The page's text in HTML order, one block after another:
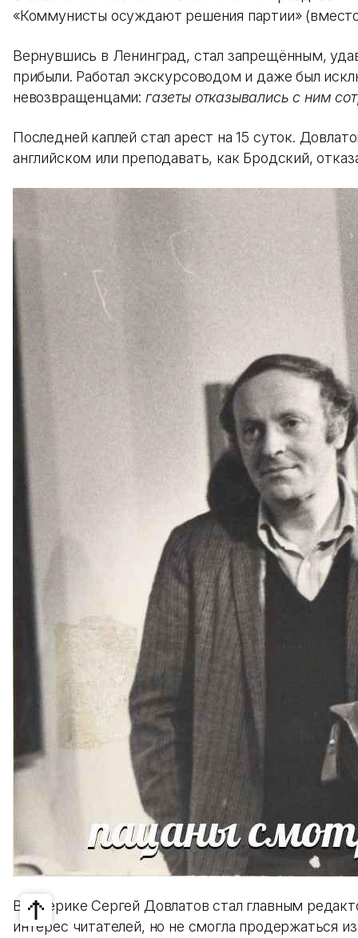
«Коммунисты осуждают решения партии»
Вернувшись в Ленинград, стал запрещённым,
прибыли. Работал экскурсоводом и даже был
невозвращенцами: газеты отказывались с ним
Последней каплей стал арест на 15 суток.
английском или преподавать, как Бродский,
В Америке Сергей Довлатов стал главным
интерес читателей, но не смогла продержаться